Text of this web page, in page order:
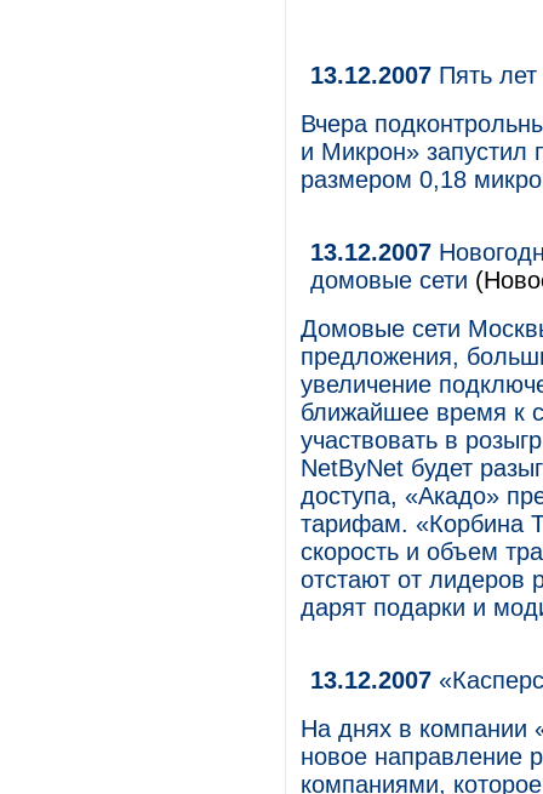
13.12.2007 Пять
Вчера
и Микрон» запустил
размером 0,18
13.12.2007
домовые сети
Домовые сети
предложения,
увеличение
ближайшее время к
участвовать в
NetByNet будет
доступа, «Акадо»
тарифам. «Корбина
скорость и объем
отстают от лидеров
дарят подарки и
13.12.2007
На днях в компании
новое направление
компаниями,